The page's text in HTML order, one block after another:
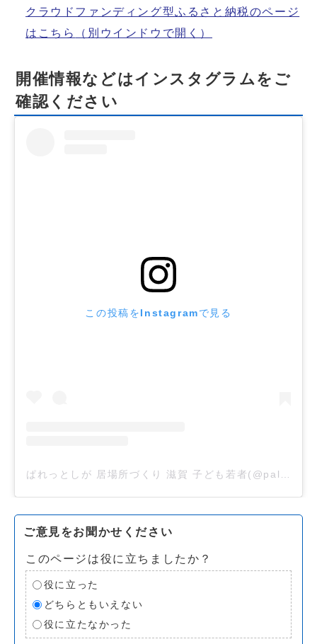
クラウドファンディング型ふるさと納税のページ
はこちら
（別ウインドウで開く）
開催情報などはインスタグラムをご
確認ください
この投稿をInstagramで見る
ぱれっとしが 居場所づくり 滋賀 子ども若者(@paletteshiga)がシェアした投稿
ご意見をお聞かせください
このページは役に立ちましたか？
役に立った
どちらともいえない
役に立たなかった